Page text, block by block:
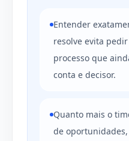
Entender
resolve evita
processo que
conta e decisor.
Quanto mais o
de